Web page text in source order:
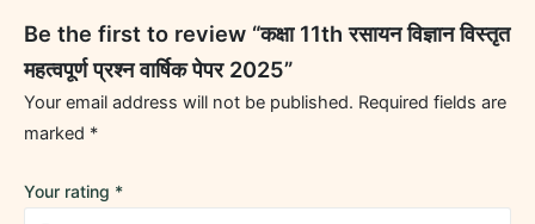
Be the first to review “कक्षा 11th रसायन विज्ञान विस्तृत
महत्वपूर्ण प्रश्न वार्षिक पेपर 2025”
Your email address will not be published. Required fields are
marked *
Your rating *